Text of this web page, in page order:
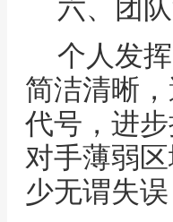
六、团
个人发
简洁清晰
代号，进
对手薄弱
少无谓失